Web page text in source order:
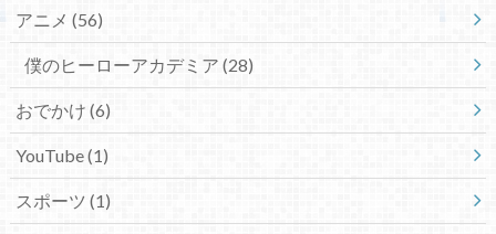
アニメ (56)
僕のヒーローアカデミア (28)
おでかけ (6)
YouTube(1)
スポーツ (1)